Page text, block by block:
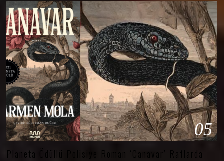
05
Planeta Ödüllü Polisiye Roman ‘Canavar’ Raflarda